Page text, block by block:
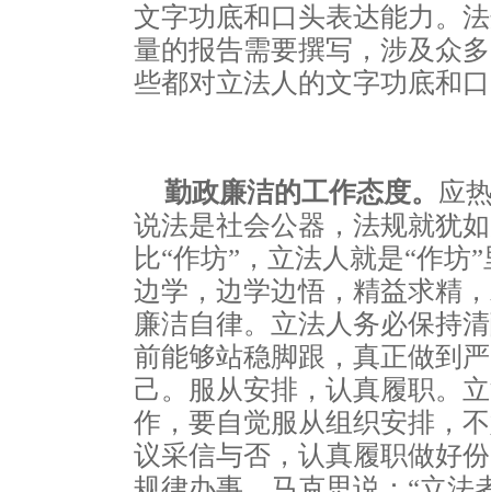
文字功底和口头表达能力。
量的报告需要撰写，涉及众
些都对立法人的文字功底和
勤政廉洁的工作态度。 应
说法是社会公器，法规就犹
比“作坊”，立法人就是“作坊
边学，边学边悟，精益求精
廉洁自律。立法人务必保持
前能够站稳脚跟，真正做到
己。服从安排，认真履职。
作，要自觉服从组织安排，
议采信与否，认真履职做好